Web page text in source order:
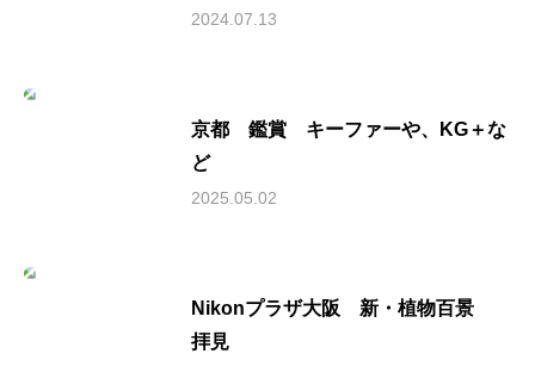
2024.07.13
京都 鑑賞 キーファーや、KG＋な
ど
2025.05.02
Nikonプラザ大阪 新・植物百景
拝見